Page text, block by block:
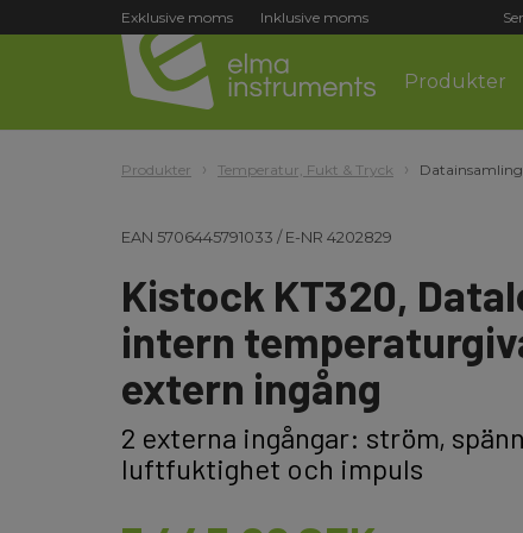
Exklusive moms Inklusive moms
Produkter
Produkter Temperatur, Fukt & Tryck
EAN 5706445791033 /E-NR 4202829
Kistock KT320,
intern
extern ingång
2 externa ingångar: ström,
luftfuktighet och impuls